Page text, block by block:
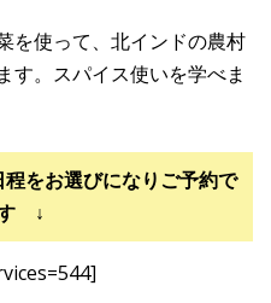
を使って、北インドの農村
す。スパイス使いを学べま
をお選びになりご予約で
↓